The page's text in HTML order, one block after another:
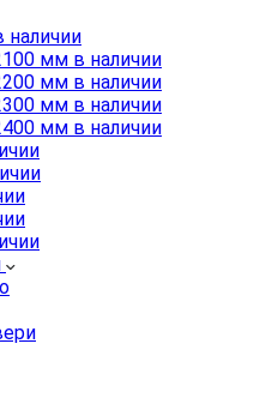
мм в наличии
мм в наличии
мм в наличии
мм в наличии